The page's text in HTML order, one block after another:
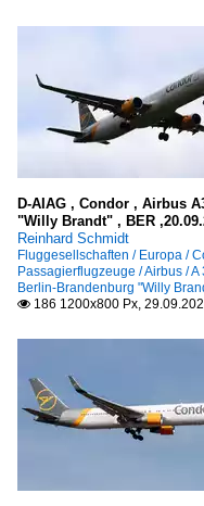
D-AIAG , Condor , Airbus
"Willy Brandt" , BER
Reinhard Schmidt
Fluggesellschaften / Europa /
Passagierflugzeuge / Airbus /
Berlin-Brandenburg "Willy
 186 1200x800 Px,